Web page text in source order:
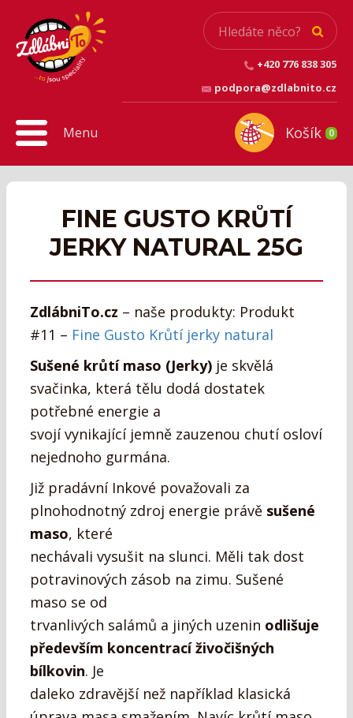
+420 776 838 305
podpora@zdlabnito.cz
Košík 0
Menu
FINE GUSTO KRŮTÍ
JERKY NATURAL 25G
ZdlábniTo.cz – naše produkty: Produkt
#11 – Fine Gusto Krůtí jerky natural
Sušené krůtí maso (Jerky) je skvělá
svačinka, která tělu dodá dostatek
potřebné energie a
svojí vynikající jemně zauzenou chutí osloví
nejednoho gurmána.
Již pradávní Inkové považovali za
plnohodnotný zdroj energie právě sušené
maso, které
nechávali vysušit na slunci. Měli tak dost
potravinových zásob na zimu. Sušené
maso se od
trvanlivých salámů a jiných uzenin odlišuje
především koncentrací živočišných
bílkovin. Je
daleko zdravější než například klasická